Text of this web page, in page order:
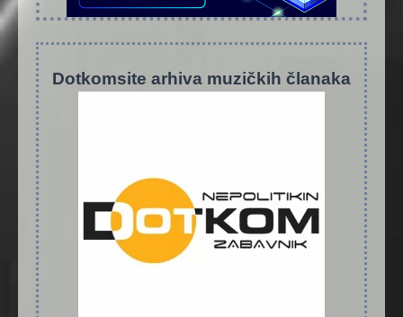
Dotkomsite arhiva muzičkih članaka